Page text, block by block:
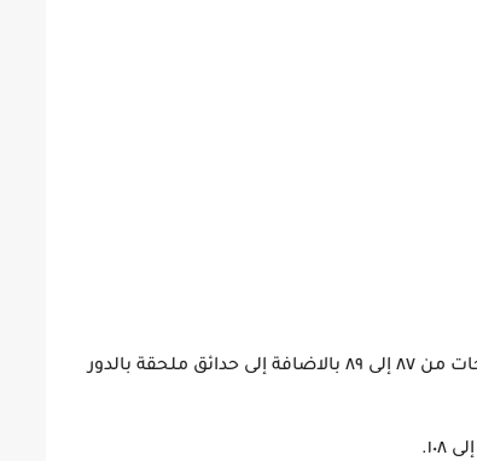
شاليهات دور أرضي بعدد محدود ٢ غرفة وصالة مساحات من ٨٧ إلى ٨٩ بالاضافة إلى حدائق ملحقة بالدور